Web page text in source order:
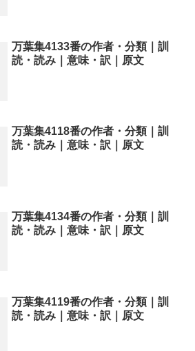
万葉集4133番の作者・分類｜訓
読・読み｜意味・訳｜原文
万葉集4118番の作者・分類｜訓
読・読み｜意味・訳｜原文
万葉集4134番の作者・分類｜訓
読・読み｜意味・訳｜原文
万葉集4119番の作者・分類｜訓
読・読み｜意味・訳｜原文